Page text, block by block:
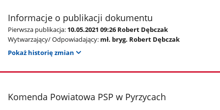
Informacje o publikacji dokumentu
Pierwsza publikacja: 10.05.2021 09:26 Robert Dębczak
Wytwarzający/ Odpowiadający: mł. bryg. Robert Dębczak
Pokaż historię zmian
stopka
Komenda Powiatowa PSP w Pyrzycach